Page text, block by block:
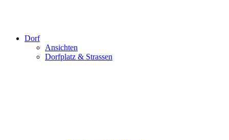
Dorf
Ansichten
Dorfplatz & Strassen